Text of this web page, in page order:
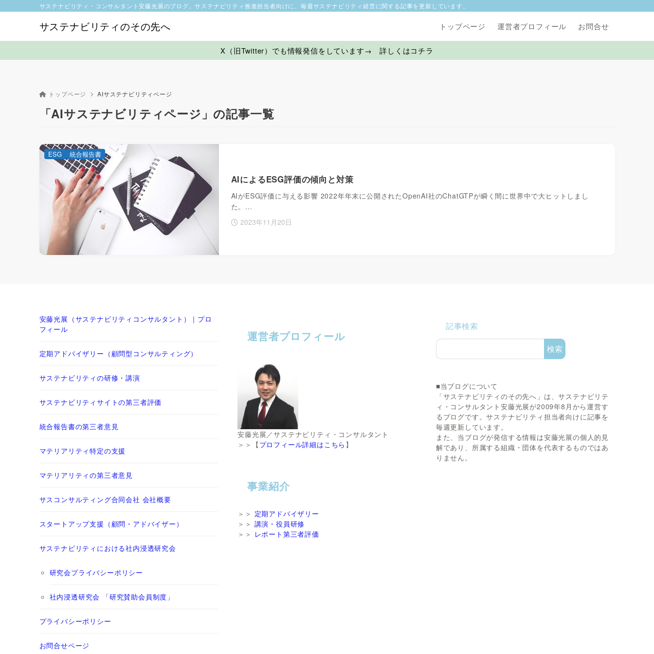
サステナビリティのその先へ
サステナビリティ・コンサルタント安藤光展のブログ。サステナビリティ推進担当者向けに、毎週サステナビリティ経営に関する記事を更新しています。
トップページ 運営者プロフィール お問合せ
X（旧Twitter）でも情報発信をしています→ 詳しくはコチラ
トップページ AIサステナビリティページ
「AIサステナビリティページ」の記事一覧
AIによるESG評価の傾向と対策
AIがESG評価に与える影響 2022年年末に公開されたOpenAI社のChatGTPが瞬く間に世界中で大ヒットしまし
た。…
2023年11月20日
ESG 統合報告書
安藤光展（サステナビリティコンサルタント）｜プロ
フィール
定期アドバイザリー（顧問型コンサルティング）
サステナビリティの研修・講演
サステナビリティサイトの第三者評価
統合報告書の第三者意見
マテリアリティ特定の支援
マテリアリティの第三者意見
サスコンサルティング合同会社 会社概要
スタートアップ支援（顧問・アドバイザー）
サステナビリティにおける社内浸透研究会
研究会プライバシーポリシー
社内浸透研究会 「研究賛助会員制度」
プライバシーポリシー
お問合せページ
運営者プロフィール
安藤光展／サステナビリティ・コンサルタント
＞＞【 プロフィール詳細はこちら 】
事業紹介
＞＞ 定期アドバイザリー
＞＞ 講演・役員研修
＞＞ レポート第三者評価
記事検索
検索
■当ブログについて
「サステナビリティのその先へ」は、サステナビリテ
ィ・コンサルタント安藤光展が2009年8月から運営す
るブログです。サステナビリティ担当者向けに記事を
毎週更新しています。
また、当ブログが発信する情報は安藤光展の個人的見
解であり、所属する組織・団体を代表するものではあ
りません。